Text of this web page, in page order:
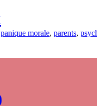
panique morale, parents,